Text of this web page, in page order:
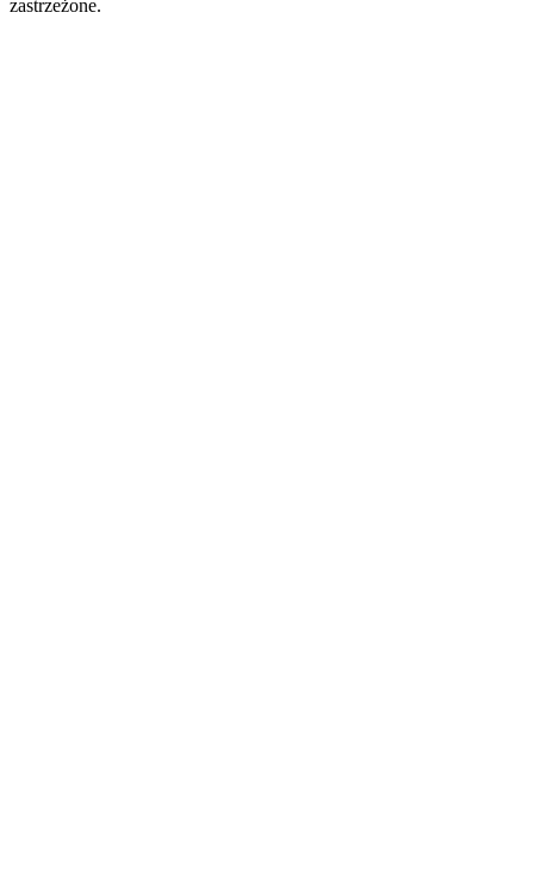
zastrzeżone.